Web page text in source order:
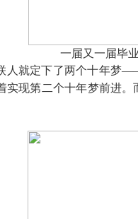
一届又一届毕
人就定下了两个十年梦
实现第二个十年梦前进